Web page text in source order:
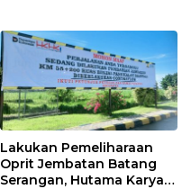
Lakukan Pemeliharaan
Oprit Jembatan Batang
Serangan, Hutama Karya